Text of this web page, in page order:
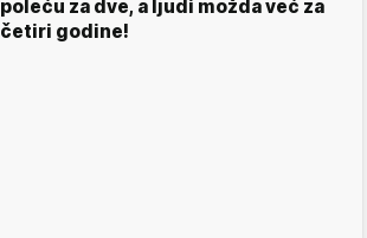
poleću za dve, a ljudi možda već za
četiri godine!